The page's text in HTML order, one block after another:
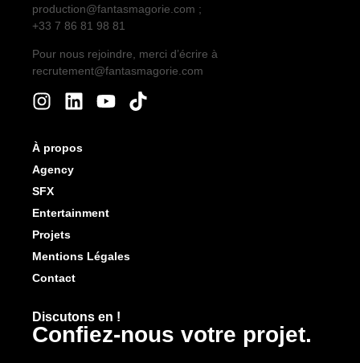
production@fantasmagorie.com ;
+33 7 86 81 98 81
Pour nous rejoindre, merci d’écrire à
recrutement@fantasmagorie.com
À propos
Agency
SFX
Entertainment
Projets
Mentions Légales
Contact
Discutons en !
Confiez-nous votre projet.